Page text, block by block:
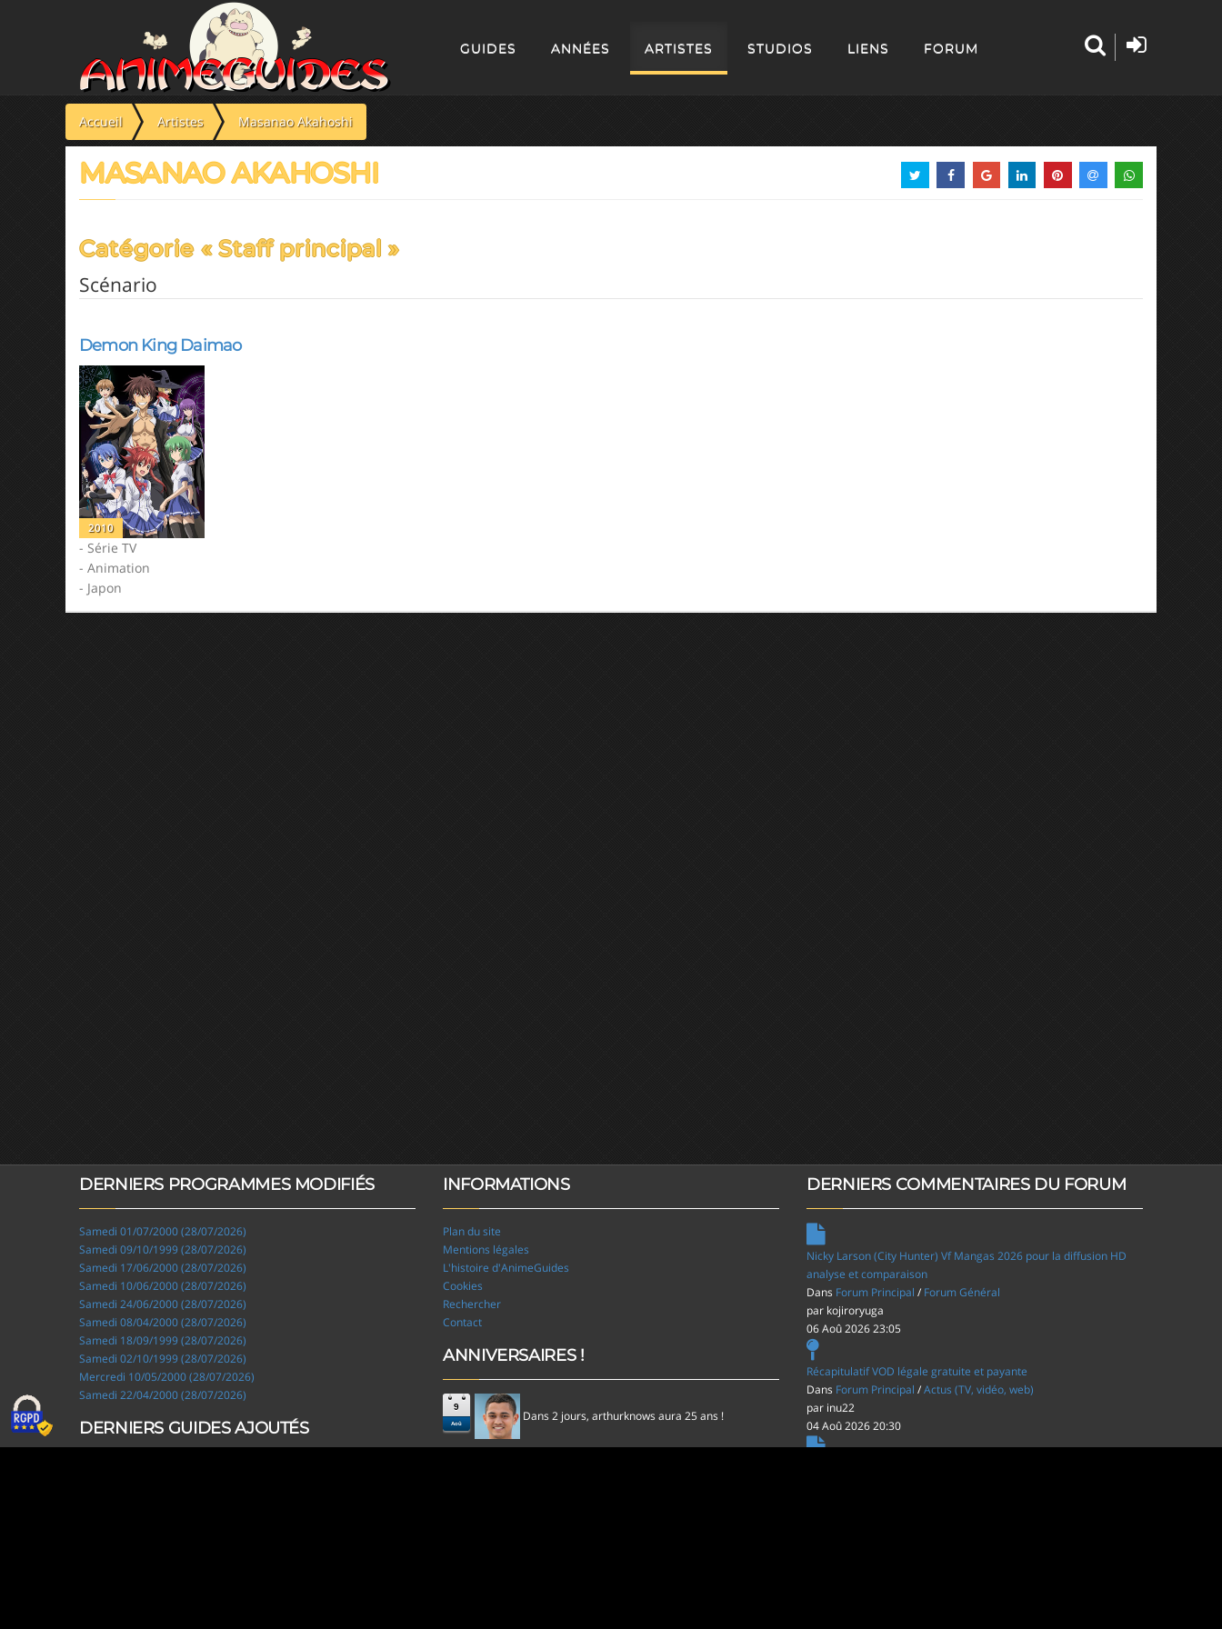
GUIDES ANNÉES ARTISTES STUDIOS LIENS FORUM
Accueil Artistes Masanao Akahoshi
MASANAO AKAHOSHI
Catégorie « Staff principal »
Scénario
Demon King Daimao
2010
- Série TV
- Animation
- Japon
DERNIERS PROGRAMMES MODIFIÉS
Samedi 01/07/2000 (28/07/2026)
Samedi 09/10/1999 (28/07/2026)
Samedi 17/06/2000 (28/07/2026)
Samedi 10/06/2000 (28/07/2026)
Samedi 24/06/2000 (28/07/2026)
Samedi 08/04/2000 (28/07/2026)
Samedi 18/09/1999 (28/07/2026)
Samedi 02/10/1999 (28/07/2026)
Mercredi 10/05/2000 (28/07/2026)
Samedi 22/04/2000 (28/07/2026)
DERNIERS GUIDES AJOUTÉS
INFORMATIONS
Plan du site
Mentions légales
L'histoire d'AnimeGuides
Cookies
Rechercher
Contact
ANNIVERSAIRES !
9
Aoû
Dans 2 jours, arthurknows aura 25 ans !
DERNIERS COMMENTAIRES DU FORUM
Nicky Larson (City Hunter) Vf Mangas 2026 pour la diffusion HD
analyse et comparaison
Dans Forum Principal / Forum Général
par kojiroryuga
06 Aoû 2026 23:05
Récapitulatif VOD légale gratuite et payante
Dans Forum Principal /Actus (TV, vidéo, web)
par inu22
04 Aoû 2026 20:30